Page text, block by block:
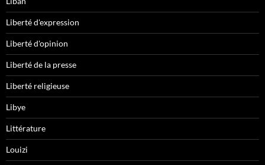
Liberté d'expression
Liberté d'opinion
Liberté de la presse
Liberté religieuse
Libye
Littérature
Louizi